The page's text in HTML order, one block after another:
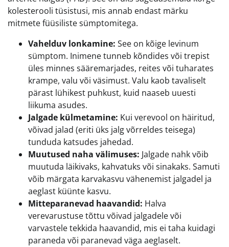
kolesterooli tüsistusi, mis annab endast märku
mitmete füüsiliste sümptomitega.
Vahelduv lonkamine: See on kõige levinum
sümptom. Inimene tunneb kõndides või trepist
üles minnes sääremarjades, reites või tuharates
krampe, valu või väsimust. Valu kaob tavaliselt
pärast lühikest puhkust, kuid naaseb uuesti
liikuma asudes.
Jalgade külmetamine: Kui verevool on häiritud,
võivad jalad (eriti üks jalg võrreldes teisega)
tunduda katsudes jahedad.
Muutused naha välimuses: Jalgade nahk võib
muutuda läikivaks, kahvatuks või sinakaks. Samuti
võib märgata karvakasvu vähenemist jalgadel ja
aeglast küünte kasvu.
Mitteparanevad haavandid: Halva
verevarustuse tõttu võivad jalgadele või
varvastele tekkida haavandid, mis ei taha kuidagi
paraneda või paranevad väga aeglaselt.